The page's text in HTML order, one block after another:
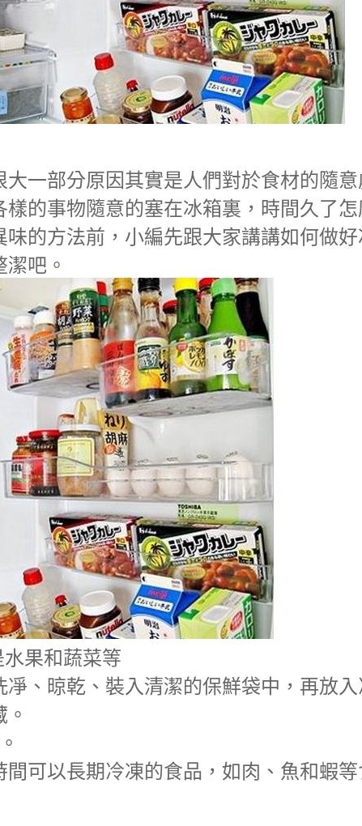
一部分原因其實是人們對於食材的隨意
的事物隨意的塞在冰箱裏，時間久了怎
的方法前，小編先跟大家講講如何做
吧。
果和蔬菜等
、晾乾、裝入清潔的保鮮袋中，再放
可以長期冷凍的食品，如肉、魚和蝦等